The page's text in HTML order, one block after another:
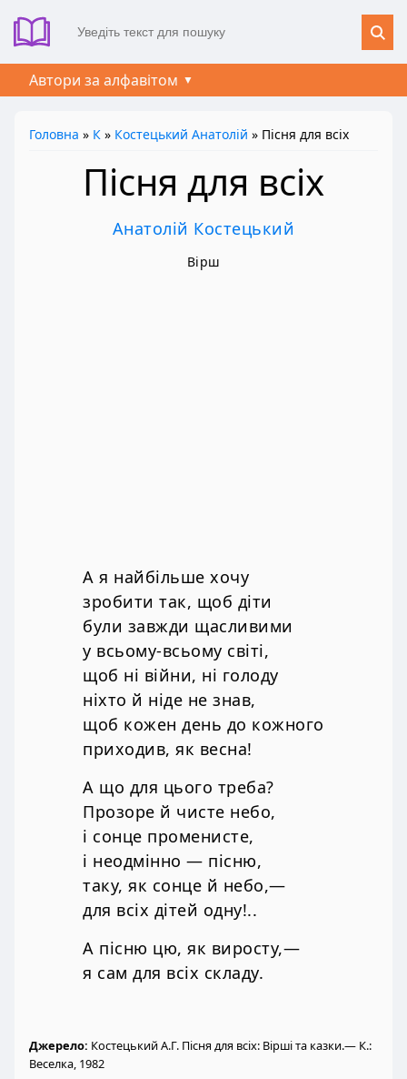
Автори за алфавітом
Головна » К » Костецький Анатолій » Пісня для всіх
Пісня для всіх
Анатолій Костецький
Вірш
А я найбільше хочу
зробити так, щоб діти
були завжди щасливими
у всьому-всьому світі,
щоб ні війни, ні голоду
ніхто й ніде не знав,
щоб кожен день до кожного
приходив, як весна!
А що для цього треба?
Прозоре й чисте небо,
і сонце променисте,
і неодмінно — пісню,
таку, як сонце й небо,—
для всіх дітей одну!..
А пісню цю, як виросту,—
я сам для всіх складу.
Джерело: Костецький А.Г. Пісня для всіх: Вірші та казки.— К.:
Веселка, 1982